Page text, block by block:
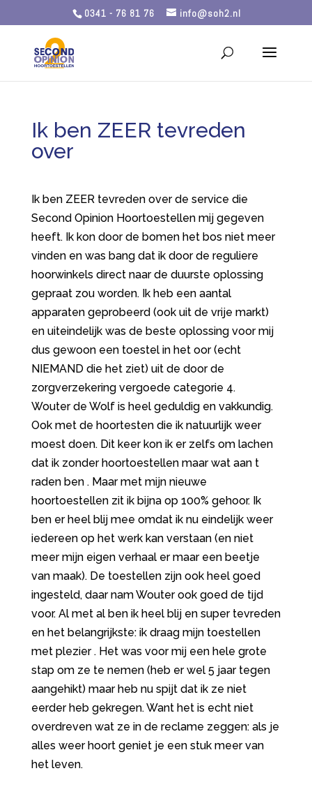
0341 - 76 81 76 info@soh2.nl
Ik ben ZEER tevreden
over
Ik ben ZEER tevreden over de service die
Second Opinion Hoortoestellen mij gegeven
heeft. Ik kon door de bomen het bos niet meer
vinden en was bang dat ik door de reguliere
hoorwinkels direct naar de duurste oplossing
gepraat zou worden. Ik heb een aantal
apparaten geprobeerd (ook uit de vrije markt)
en uiteindelijk was de beste oplossing voor mij
dus gewoon een toestel in het oor (echt
NIEMAND die het ziet) uit de door de
zorgverzekering vergoede categorie 4.
Wouter de Wolf is heel geduldig en vakkundig.
Ook met de hoortesten die ik natuurlijk weer
moest doen. Dit keer kon ik er zelfs om lachen
dat ik zonder hoortoestellen maar wat aan t
raden ben . Maar met mijn nieuwe
hoortoestellen zit ik bijna op 100% gehoor. Ik
ben er heel blij mee omdat ik nu eindelijk weer
iedereen op het werk kan verstaan (en niet
meer mijn eigen verhaal er maar een beetje
van maak). De toestellen zijn ook heel goed
ingesteld, daar nam Wouter ook goed de tijd
voor. Al met al ben ik heel blij en super tevreden
en het belangrijkste: ik draag mijn toestellen
met plezier . Het was voor mij een hele grote
stap om ze te nemen (heb er wel 5 jaar tegen
aangehikt) maar heb nu spijt dat ik ze niet
eerder heb gekregen. Want het is echt niet
overdreven wat ze in de reclame zeggen: als je
alles weer hoort geniet je een stuk meer van
het leven.